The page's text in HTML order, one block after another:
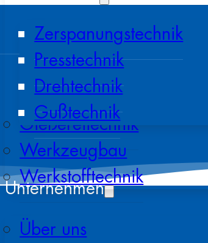
Zerspanungstechnik
Presstechnik
Drehtechnik
Gußtechnik
Gießereitechnik
Werkzeugbau
Werkstofftechnik
Unternehmen
Über uns